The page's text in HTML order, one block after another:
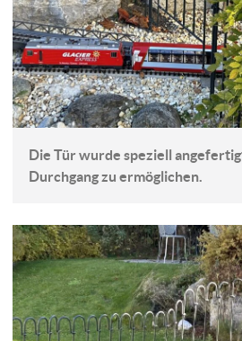
Die Tür wurde speziell
Durchgang zu ermöglichen.